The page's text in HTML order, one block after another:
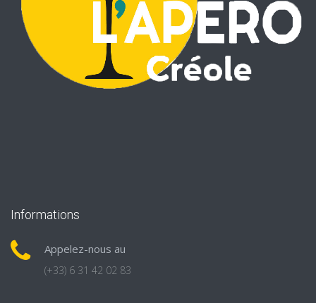
Informations
Appelez-nous au
(+33) 6 31 42 02 83